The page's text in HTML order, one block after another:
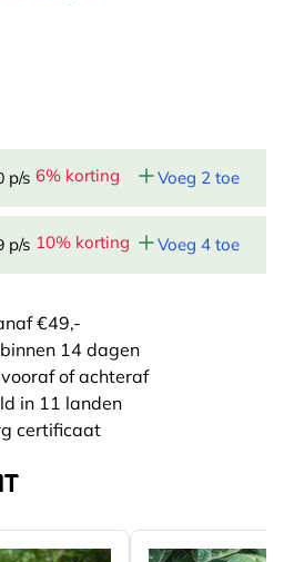
p/s 6% korting Voeg 2 toe
p/s 10% korting Voeg 4 toe
€49,-
binnen 14 dagen
of achteraf
in 11 landen
certificaat